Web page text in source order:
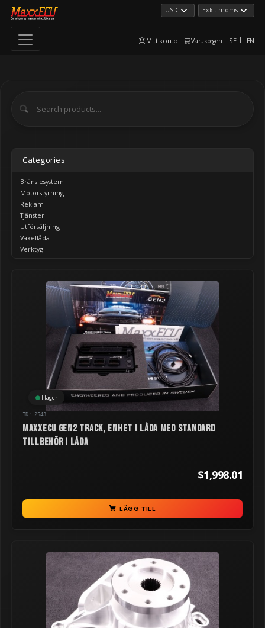
Mitt konto Varukorgen SE EN
Categories
Bränslesystem
Motorstyrning
Reklam
Tjänster
Utförsäljning
Växellåda
Verktyg
I lager
ID: 2543
MaxxECU GEN2 TRACK, enhet i låda med standard
tillbehör i låda
$1,998.01
LÄGG TILL